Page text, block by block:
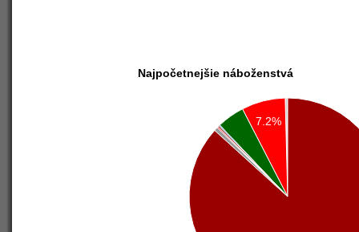
Najpočetnejšie náboženstvá
7.2%